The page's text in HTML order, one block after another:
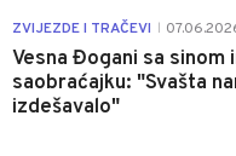
ZVIJEZDE I TRAČEVI
Vesna Đogani sa sinom
saobraćajku: "Svašta
izdešavalo"